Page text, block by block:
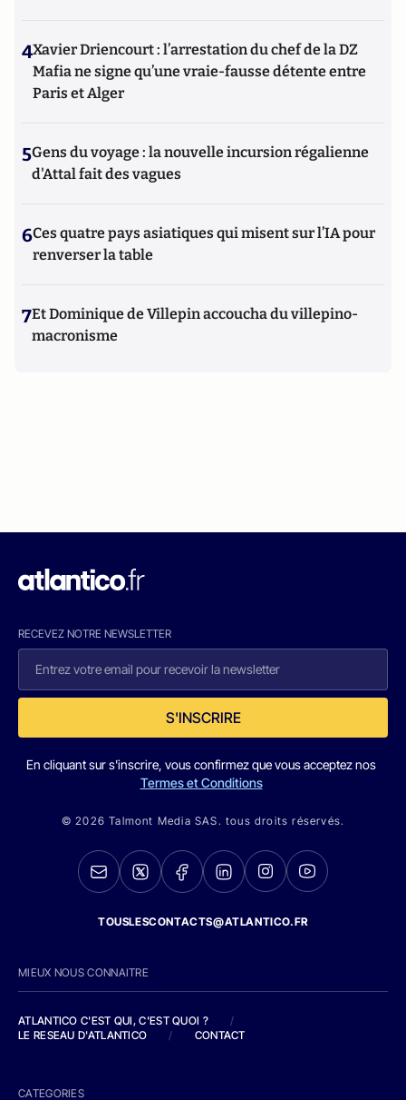
4Xavier Driencourt : l’arrestation du chef de la DZ
Mafia ne signe qu’une vraie-fausse détente entre
Paris et Alger
5Gens du voyage : la nouvelle incursion régalienne
d'Attal fait des vagues
6Ces quatre pays asiatiques qui misent sur l’IA pour
renverser la table
7Et Dominique de Villepin accoucha du villepino-
macronisme
RECEVEZ NOTRE NEWSLETTER
S'INSCRIRE
En cliquant sur s'inscrire, vous confirmez que vous acceptez nos
Termes et Conditions
© 2026 Talmont Media SAS. tous droits réservés.
TOUSLESCONTACTS@ATLANTICO.FR
MIEUX NOUS CONNAITRE
ATLANTICO C'EST QUI, C'EST QUOI ?
/
LE RESEAU D'ATLANTICO
/ CONTACT
CATEGORIES